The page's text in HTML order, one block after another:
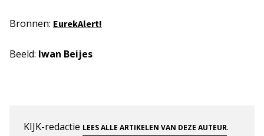
Bronnen: EurekAlert!
Beeld: Iwan Beijes
KIJK-redactie LEES ALLE ARTIKELEN VAN DEZE AUTEUR.